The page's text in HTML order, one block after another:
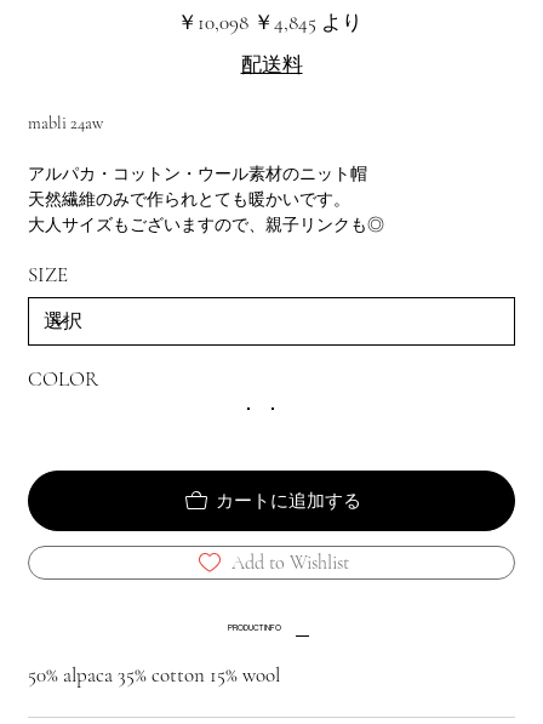
元
の
￥10,098
セ
ー
価
￥4,845 より
配送料
mabli 24aw
アルパカ・コットン・ウール素材のニット帽
天然繊維のみで作られとても暖かいです。
大人サイズもございますので、親子リンクも◎
SIZE
COLOR
カートに追加する
Add to Wishlist
PRODUCT INFO
50% alpaca 35% cotton 15% wool